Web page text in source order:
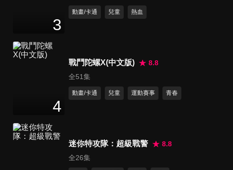
38分鐘
38
分鐘
3
動畫/卡通 兒童 熱血
4
戰鬥陀螺X(中文版)
8.8
全51集
動畫/卡通 兒童 運動賽事 青春
迷你特攻隊：超級戰警
8.8
全26集